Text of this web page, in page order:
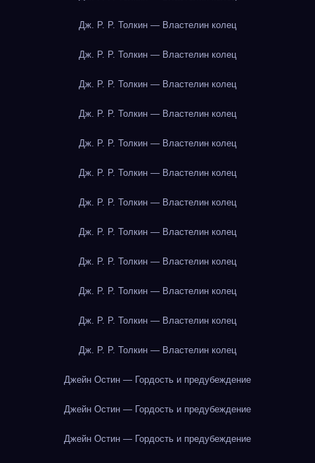
Дж. Р. Р. Толкин — Властелин колец
Дж. Р. Р. Толкин — Властелин колец
Дж. Р. Р. Толкин — Властелин колец
Дж. Р. Р. Толкин — Властелин колец
Дж. Р. Р. Толкин — Властелин колец
Дж. Р. Р. Толкин — Властелин колец
Дж. Р. Р. Толкин — Властелин колец
Дж. Р. Р. Толкин — Властелин колец
Дж. Р. Р. Толкин — Властелин колец
Дж. Р. Р. Толкин — Властелин колец
Дж. Р. Р. Толкин — Властелин колец
Дж. Р. Р. Толкин — Властелин колец
Джейн Остин — Гордость и предубеждение
Джейн Остин — Гордость и предубеждение
Джейн Остин — Гордость и предубеждение